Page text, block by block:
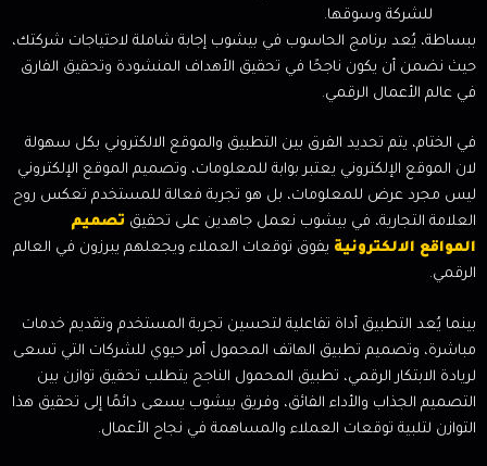
للشركة وسوقها.
ببساطة، يُعد برنامج الحاسوب في بيشوب إجابة شاملة لاحتياجات شركتك،
حيث نضمن أن يكون ناجحًا في تحقيق الأهداف المنشودة وتحقيق الفارق
في عالم الأعمال الرقمي.
في الختام، يتم تحديد الفرق بين التطبيق والموقع الالكتروني بكل سهولة
لان الموقع الإلكتروني يعتبر بوابة للمعلومات، وتصميم الموقع الإلكتروني
ليس مجرد عرض للمعلومات، بل هو تجربة فعالة للمستخدم تعكس روح
العلامة التجارية، في بيشوب نعمل جاهدين على تحقيق تصميم
المواقع الالكترونية يفوق توقعات العملاء ويجعلهم يبرزون في العالم
الرقمي.
بينما يُعد التطبيق أداة تفاعلية لتحسين تجربة المستخدم وتقديم خدمات
مباشرة، وتصميم تطبيق الهاتف المحمول أمر حيوي للشركات التي تسعى
لريادة الابتكار الرقمي، تطبيق المحمول الناجح يتطلب تحقيق توازن بين
التصميم الجذاب والأداء الفائق، وفريق بيشوب يسعى دائمًا إلى تحقيق هذا
التوازن لتلبية توقعات العملاء والمساهمة في نجاح الأعمال.